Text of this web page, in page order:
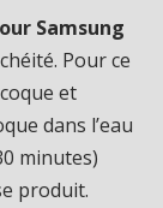
Samsung
Pour ce
et
dans l’eau
minutes)
produit.